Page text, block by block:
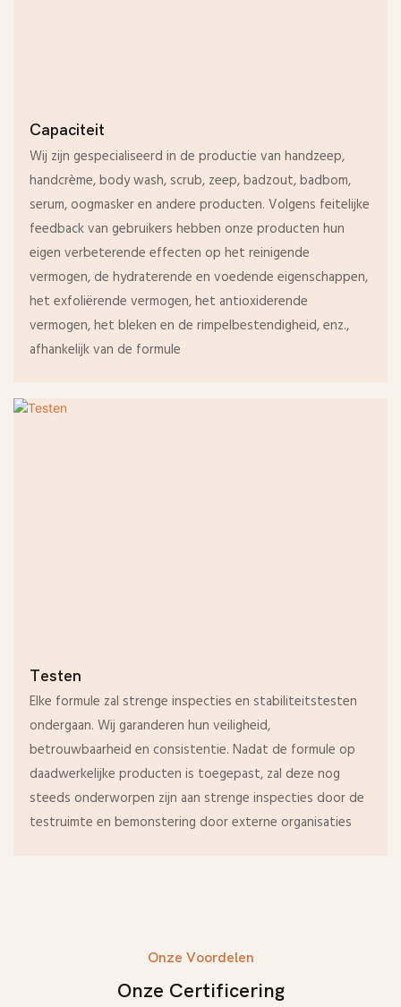
Capaciteit
Wij zijn gespecialiseerd in de productie van handzeep,
handcrème, body wash, scrub, zeep, badzout, badbom,
serum, oogmasker en andere producten. Volgens feitelijke
feedback van gebruikers hebben onze producten hun
eigen verbeterende effecten op het reinigende
vermogen, de hydraterende en voedende eigenschappen,
het exfoliërende vermogen, het antioxiderende
vermogen, het bleken en de rimpelbestendigheid, enz.,
afhankelijk van de formule
Testen
Elke formule zal strenge inspecties en stabiliteitstesten
ondergaan. Wij garanderen hun veiligheid,
betrouwbaarheid en consistentie. Nadat de formule op
daadwerkelijke producten is toegepast, zal deze nog
steeds onderworpen zijn aan strenge inspecties door de
testruimte en bemonstering door externe organisaties
Onze Voordelen
Onze Certificering